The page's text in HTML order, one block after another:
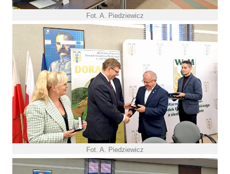
Fot. A. Piedziewicz
Fot. A. Piedziewicz